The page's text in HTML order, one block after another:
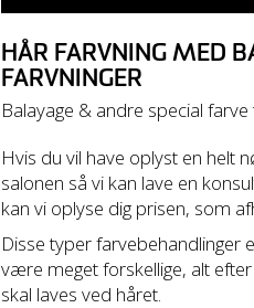
HÅR FARVNING MED
FARVNINGER
Balayage & andre special
Hvis du vil have oplyst en helt
salonen så vi kan lave en
kan vi oplyse dig prisen, som
Disse typer farvebehandlinger
være meget forskellige, alt
skal laves ved håret.